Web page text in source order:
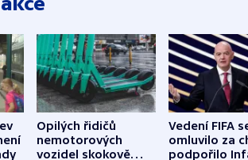
Opilých řidičů
nemotorových
vozidel skokově
Vedení FIFA
omluvilo za
podpořilo